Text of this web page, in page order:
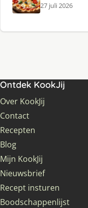
27 juli 2026
Ontdek KookJij
Over KookJij
Contact
Recepten
Blog
Mijn KookJij
Nieuwsbrief
Recept insturen
Boodschappenlijst